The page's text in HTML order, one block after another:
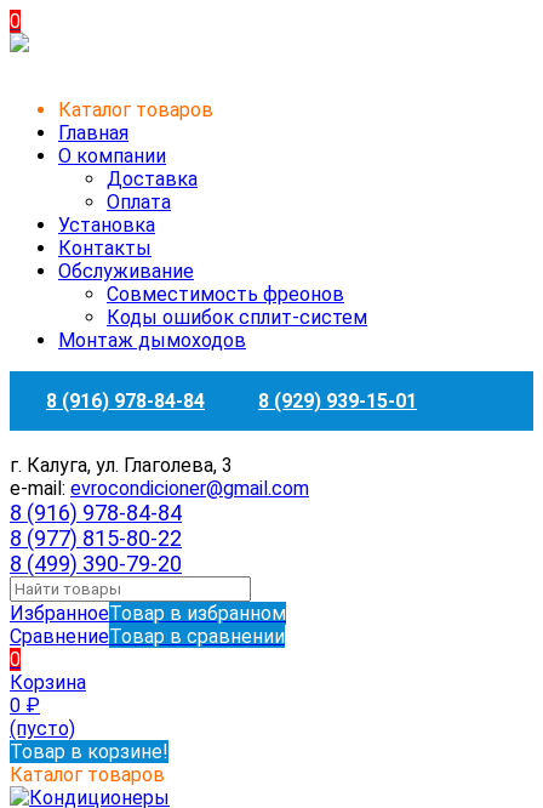
0
Каталог товаров
Главная
О компании
Доставка
Оплата
Установка
Контакты
Обслуживание
Совместимость фреонов
Коды ошибок сплит-систем
Монтаж дымоходов
8 (916) 978-84-84 8 (929) 939-15-01
г. Калуга, ул. Глаголева, 3
e-mail: evrocondicioner@gmail.com
8 (916) 978-84-84
8 (977) 815-80-22
8 (499) 390-79-20
ИзбранноеТовар в избранном
СравнениеТовар в сравнении
0
Корзина
0 ₽
(пусто)
Товар в корзине!
Каталог товаров